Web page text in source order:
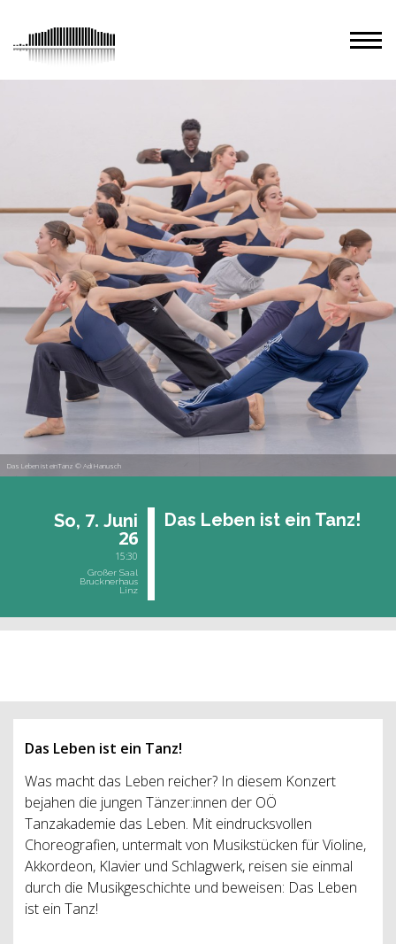
Das Leben ist einTanz © Adi Hanusch
So, 7. Juni
26
15:30
Großer Saal
Brucknerhaus
Linz
Das Leben ist ein Tanz!
Das Leben ist ein Tanz!
Was macht das Leben reicher? In diesem Konzert
bejahen die jungen Tänzer:innen der OÖ
Tanzakademie das Leben. Mit eindrucksvollen
Choreografien, untermalt von Musikstücken für Violine,
Akkordeon, Klavier und Schlagwerk, reisen sie einmal
durch die Musikgeschichte und beweisen: Das Leben
ist ein Tanz!